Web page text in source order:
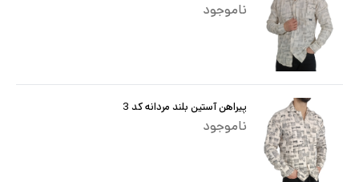
ناموجود
پیراهن آستین بلند مردانه کد 3
ناموجود